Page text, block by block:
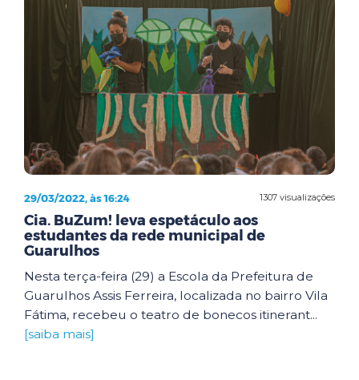
1307 visualizações
29/03/2022, às 16:24
Cia. BuZum! leva espetáculo aos
estudantes da rede municipal de
Guarulhos
Nesta terça-feira (29) a Escola da Prefeitura de
Guarulhos Assis Ferreira, localizada no bairro Vila
Fátima, recebeu o teatro de bonecos itinerant...
[saiba mais]